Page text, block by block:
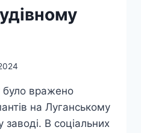
було вражено
на Луганському
заводі. В соціальних